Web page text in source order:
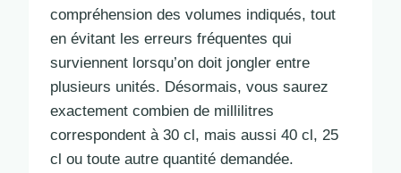
compréhension des volumes indiqués, tout
en évitant les erreurs fréquentes qui
surviennent lorsqu’on doit jongler entre
plusieurs unités. Désormais, vous saurez
exactement combien de millilitres
correspondent à 30 cl, mais aussi 40 cl, 25
cl ou toute autre quantité demandée.